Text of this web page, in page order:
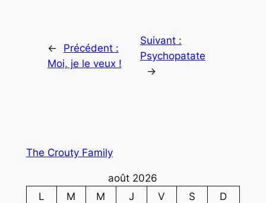
←
Précédent :
Moi, je le veux !
Suivant :
Psychopatate
→
The Crouty Family
août 2026
L
M M J V S
D